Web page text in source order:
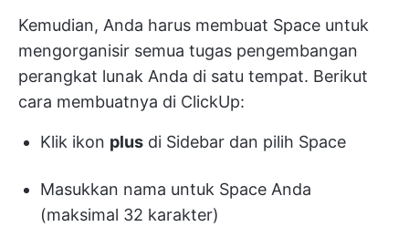
Kemudian, Anda harus membuat Space untuk
mengorganisir semua tugas pengembangan
perangkat lunak Anda di satu tempat. Berikut
cara membuatnya di ClickUp:
Klik ikon plus di Sidebar dan pilih Space
Masukkan nama untuk Space Anda
(maksimal 32 karakter)